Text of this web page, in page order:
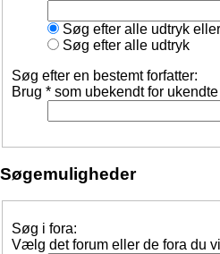
Søg efter alle udtryk
Søg efter alle udtryk
Søg efter en bestemt forfatter:
Brug * som ubekendt for
Søgemuligheder
Søg i fora:
Vælg det forum eller de fora du